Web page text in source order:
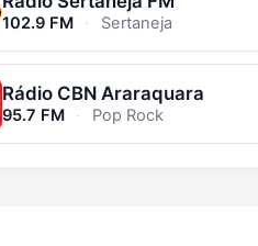
102.9 FM · Sertaneja
Rádio CBN Araraquara
95.7 FM · Pop Rock